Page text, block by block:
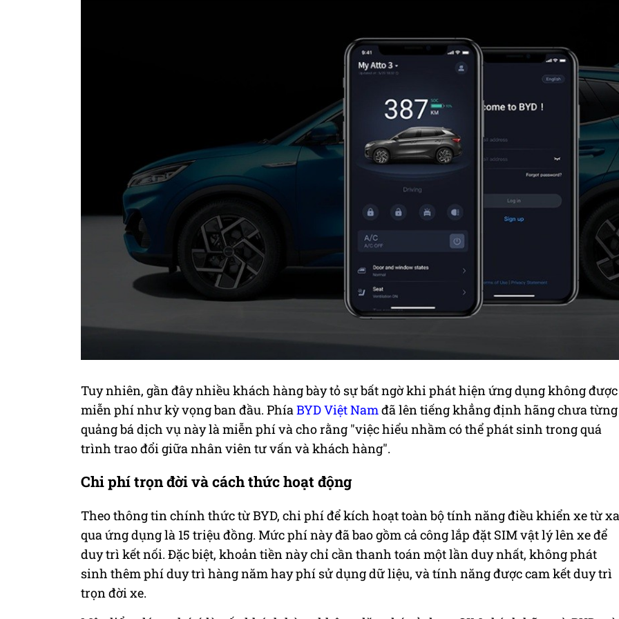
Tuy nhiên, gần đây nhiều khách hàng bày tỏ sự bất ngờ khi phát hiện ứng dụng không được
miễn phí như kỳ vọng ban đầu. PhíaBYD Việt Namđã lên tiếng khẳng định hãng chưa từng
quảng bá dịch vụ này là miễn phí và cho rằng "việc hiểu nhầm có thể phát sinh trong quá
trình trao đổi giữa nhân viên tư vấn và khách hàng".
Chi phí trọn đời và cách thức hoạt động
Theo thông tin chính thức từ BYD, chi phí để kích hoạt toàn bộ tính năng điều khiển xe từ xa
qua ứng dụng là 15 triệu đồng. Mức phí này đã bao gồm cả công lắp đặt SIM vật lý lên xe để
duy trì kết nối. Đặc biệt, khoản tiền này chỉ cần thanh toán một lần duy nhất, không phát
sinh thêm phí duy trì hàng năm hay phí sử dụng dữ liệu, và tính năng được cam kết duy trì
trọn đời xe.